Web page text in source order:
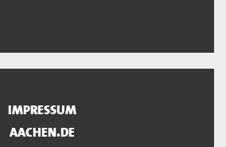
IMPRESSUM
AACHEN.DE